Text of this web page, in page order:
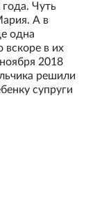
Чуть
А в
одна
вскоре в их
2018
решили
супруги